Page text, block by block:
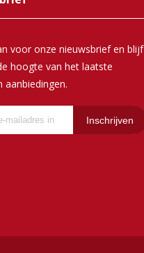
voor onze nieuwsbrief en blijf
hoogte van het laatste
aanbiedingen.
Inschrijven